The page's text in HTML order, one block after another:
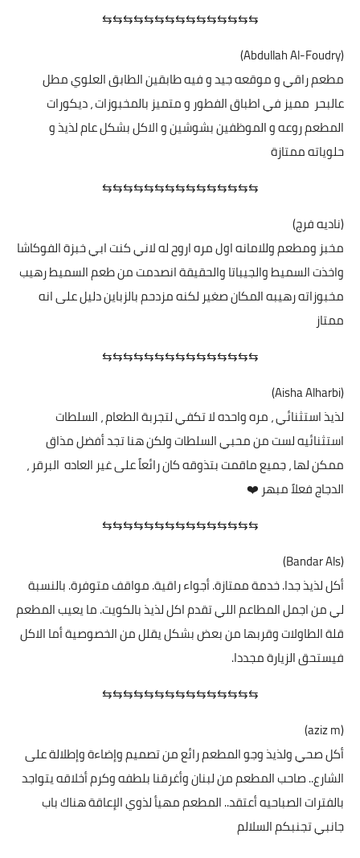
⇆⇆⇆⇆⇆⇆⇆⇆⇆⇆⇆⇆⇆⇆⇆
(Abdullah Al-Foudry)
مطعم راقي و موقعه جيد و فيه طابقين الطابق العلوي مطل
عالبحر مميز في اطباق الفطور و متميز بالمخبوزات ، ديكورات
المطعم روعه و الموظفين بشوشين و الاكل بشكل عام لذيذ و
حلوياته ممتازة
⇆⇆⇆⇆⇆⇆⇆⇆⇆⇆⇆⇆⇆⇆⇆
(ناديه فرج)
مخبز ومطعم وللامانه اول مره اروح له لاني كنت ابي خبزة الفوكاشا
واخذت السميط والجيباتا والحقيقة انصدمت من طعم السميط رهيب
مخبوزاته رهيبه المكان صغير لكنه مزدحم بالزباين دليل على انه
ممتاز
⇆⇆⇆⇆⇆⇆⇆⇆⇆⇆⇆⇆⇆⇆⇆
(Aisha Alharbi)
لذيذ استثنائي ، مره واحده لا تكفي لتجربة الطعام ، السلطات
استثنائيه لست من محبي السلطات ولكن هنا تجد أفضل مذاق
ممكن لها ، جميع ماقمت بتذوقه كان رائعاً على غير العاده البرقر ،
الدجاج فعلاً مبهر ❤️
⇆⇆⇆⇆⇆⇆⇆⇆⇆⇆⇆⇆⇆⇆⇆
(Bandar Als)
أكل لذيذ جدا. خدمة ممتازة. أجواء راقية. مواقف متوفرة. بالنسبة
لي من اجمل المطاعم اللي تقدم اكل لذيذ بالكويت. ما يعيب المطعم
قلة الطاولات وقربها من بعض بشكل يقلل من الخصوصية أما الاكل
فيستحق الزيارة مجددا.
⇆⇆⇆⇆⇆⇆⇆⇆⇆⇆⇆⇆⇆⇆⇆
(aziz m)
أكل صحي ولذيذ وجو المطعم رائع من تصميم وإضاءة وإطلالة على
الشارع.. صاحب المطعم من لبنان وأغرقنا بلطفه وكرم أخلاقه يتواجد
بالفترات الصباحيه أعتقد.. المطعم مهيأ لذوي الإعاقة هناك باب
جانبي تجنبكم السلالم